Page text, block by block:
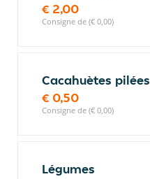
€ 2,00
Consigne de (€ 0,00)
Cacahuètes pilées
€ 0,50
Consigne de (€ 0,00)
Légumes